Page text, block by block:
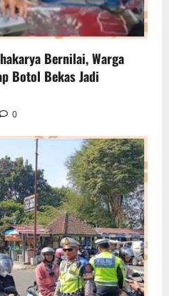
Bernilai, Warga
Botol Bekas Jadi
0